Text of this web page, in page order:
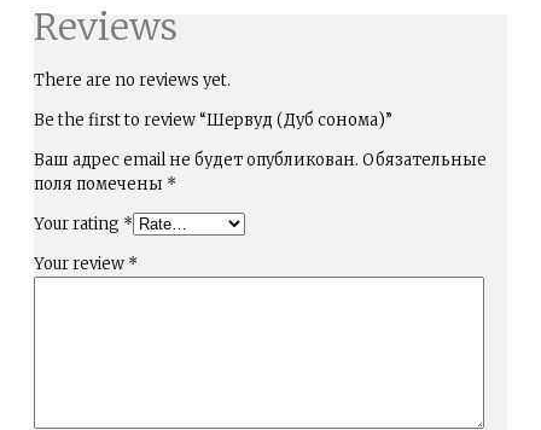
Reviews
There are no reviews yet.
Be the first to review “Шервуд (Дуб сонома)”
Ваш адрес email не будет опубликован. Обязательные
поля помечены *
Your rating *
Your review *